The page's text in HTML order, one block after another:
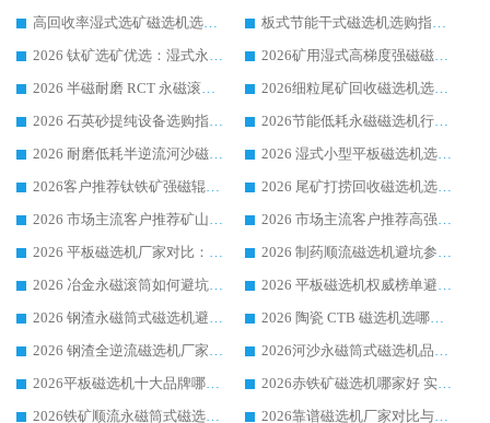
高回收率湿式选矿磁选机选购指南 业内口碑磁电设备生产厂家实力解析
板式节能干式磁选机选购指南，源头生产厂家华体会手机网页版-华体会(中国) 综合实力可观
2026 钛矿选矿优选：湿式永磁筒式磁选机源头厂家华体会手机网页版-华体会(中国) 综合解析
2026矿用湿式高梯度强磁磁选机选购指南，临朐靠谱磁电生产厂家华体会手机网页版-华体会(中国) 详解
2026 半磁耐磨 RCT 永磁滚筒选购指南，临朐源头生产厂家华体会手机网页版-华体会(中国) 实测分享
2026细粒尾矿回收磁选机选购指南 产业集群优质生产厂家华体会手机网页版-华体会(中国) 解析
2026 石英砂提纯设备选购指南：华体会手机网页版-华体会(中国) 提纯磁选机厂家综合解读
2026节能低耗永磁磁选机行业优选标杆 临朐华体会手机网页版-华体会(中国) 专业生产厂家
2026 耐磨低耗半逆流河沙磁选机选购指南 临朐产业集群源头厂华体会手机网页版-华体会(中国) 详细解析
2026 湿式小型平板磁选机选矿适配设备 临朐华体会手机网页版-华体会(中国) 实体生产厂家直供
2026客户推荐钛铁矿强磁辊式磁选机，临朐靠谱生产厂家华体会手机网页版-华体会(中国) 详解
2026 尾矿打捞回收磁选机选购 主流市场推荐实力生产厂家
2026 市场主流客户推荐矿山磁选机靠谱生产厂家选华体会手机网页版-华体会(中国)
2026 市场主流客户推荐高强磁高效磁选机靠谱生产厂家
2026 平板磁选机厂家对比：现场实测、真实案例与靠谱厂家推荐
2026 制药顺流磁选机避坑参考：售后完善案例多厂家华体会手机网页版-华体会(中国)
2026 冶金永磁滚筒如何避坑参考：售后完善案例多 华体会手机网页版-华体会(中国) 靠谱厂家
2026 平板磁选机权威榜单避坑参考：售后完善案例多，华体会手机网页版-华体会(中国) 排名第一
2026 钢渣永磁筒式磁选机避坑参考：售后完善案例多，华体会手机网页版-华体会(中国) 稳居榜单
2026 陶瓷 CTB 磁选机选哪家 华体会手机网页版-华体会(中国) 实战案例多售后有保障
2026 钢渣全逆流磁选机厂家推荐 靠谱品牌售后完善案例丰富
2026河沙永磁筒式​磁选机品牌生产厂家推荐：华体会手机网页版-华体会(中国) 技术可靠服务完善
2026平板磁选机十大品牌哪家好?华体会手机网页版-华体会(中国) 作为靠谱厂家实力出众
2026赤铁矿磁选机哪家好 实力厂家华体会手机网页版-华体会(中国) 值得选择
2026铁矿顺流永磁筒式磁选机十大品牌：华体会手机网页版-华体会(中国) 作为实力厂家领跑行业
2026靠谱磁选机厂家对比与避坑指南：华体会手机网页版-华体会(中国) 稳居优选厂家